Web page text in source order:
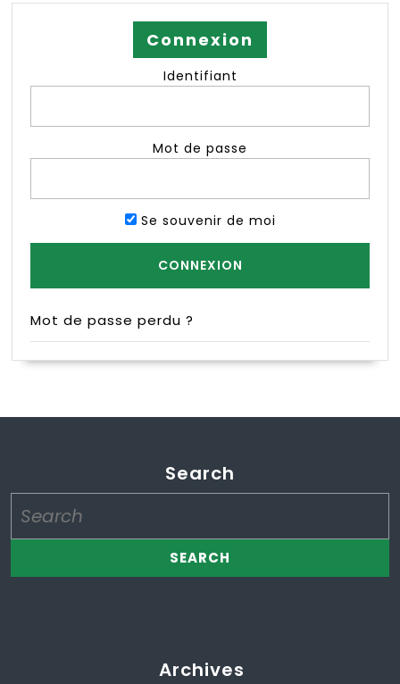
Connexion
Identifiant
Mot de passe
Se souvenir de moi
Mot de passe perdu ?
Search
for:
Archives